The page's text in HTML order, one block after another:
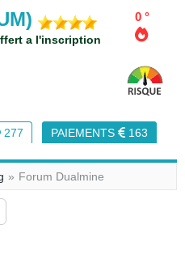
0 °
a l'inscription
277 PAIEMENTS
163
Forum Dualmine